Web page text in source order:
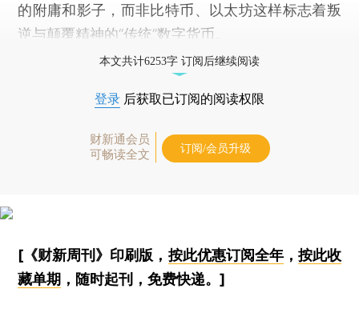
的附庸和影子，而非比特币、以太坊这样标志着叛
逆与颠覆精神的“传统”数字货币。
本文共计6253字 订阅后继续阅读
登录 后获取已订阅的阅读权限
财新通会员
可畅读全文
订阅/会员升级
[《财新周刊》印刷版， 按此优惠订阅全年， 按此收
藏单期 ，随时起刊，免费快递。]